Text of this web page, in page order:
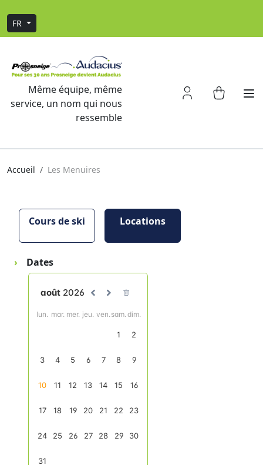
FR
Même équipe, même
service, un nom qui nous
ressemble
Accueil Les Menuires
Cours de ski Locations
Dates